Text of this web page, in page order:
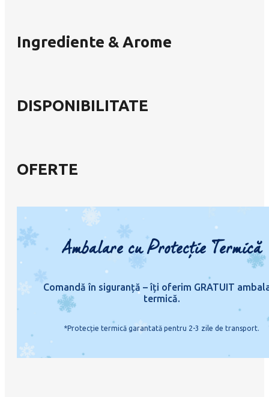
Ingrediente & Arome
DISPONIBILITATE
OFERTE
Ambalare cu Protecție Termică
Comandă în siguranță – îți oferim GRATUIT
termică.
*Protecție termică garantată pentru 2-3 zile de transport.